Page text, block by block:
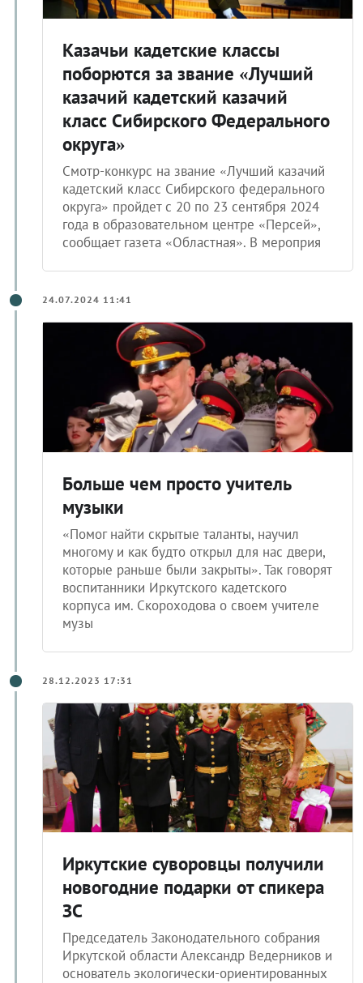
Казачьи кадетские классы
поборются за звание «Лучший
казачий кадетский казачий
класс Сибирского Федерального
округа»
Смотр-конкурс на звание «Лучший казачий
кадетский класс Сибирского федерального
округа» пройдет с 20 по 23 сентября 2024
года в образовательном центре «Персей»,
сообщает газета «Областная». В мероприя
24.07.2024 11:41
Больше чем просто учитель
музыки
«Помог найти скрытые таланты, научил
многому и как будто открыл для нас двери,
которые раньше были закрыты». Так говорят
воспитанники Иркутского кадетского
корпуса им. Скороходова о своем учителе
музы
28.12.2023 17:31
Иркутские суворовцы получили
новогодние подарки от спикера
ЗС
Председатель Законодательного собрания
Иркутской области Александр Ведерников и
основатель экологически-ориентированных